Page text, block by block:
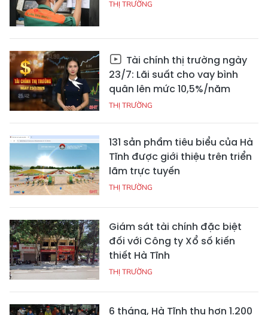
THỊ TRƯỜNG
Tài chính thị trường ngày
23/7: Lãi suất cho vay bình
quân lên mức 10,5%/năm
THỊ TRƯỜNG
131 sản phẩm tiêu biểu của Hà
Tĩnh được giới thiệu trên triển
lãm trực tuyến
THỊ TRƯỜNG
Giám sát tài chính đặc biệt
đối với Công ty Xổ số kiến
thiết Hà Tĩnh
THỊ TRƯỜNG
6 tháng, Hà Tĩnh thu hơn 1.200